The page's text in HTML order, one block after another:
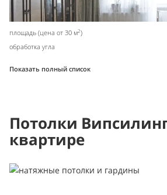
площадь (цена от 30 м2)
обработка угла
Показать полный список
Потолки
квартире